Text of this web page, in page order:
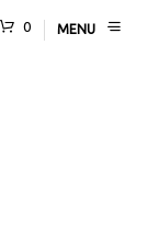
0 MENU